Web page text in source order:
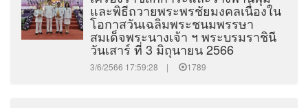
และพิธีถวายพระพรชัยมงคลเนื่องใน
โอกาสวันเฉลิมพระชนมพรรษา
สมเด็จพระนางเจ้า ฯ พระบรมราชินี
วันเสาร์ ที่ 3 มิถุนายน 2566
3/6/2566 17:59:28 | 1789